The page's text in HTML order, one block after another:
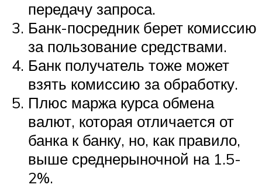
передачу запроса.
Банк-посредник берет комиссию
за пользование средствами.
Банк получатель тоже может
взять комиссию за обработку.
Плюс маржа курса обмена
валют, которая отличается от
банка к банку, но, как правило,
выше среднерыночной на 1.5-
2%.